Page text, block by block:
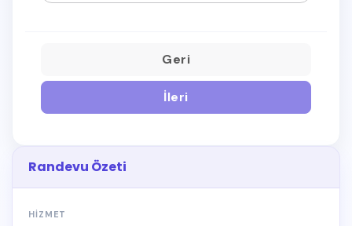
Geri
İleri
Randevu Özeti
HIZMET